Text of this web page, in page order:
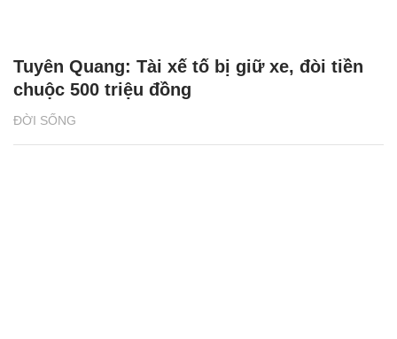
ĐỜI SỐNG
Tuyên Quang: Tài xế tố bị giữ xe, đòi tiền
chuộc 500 triệu đồng